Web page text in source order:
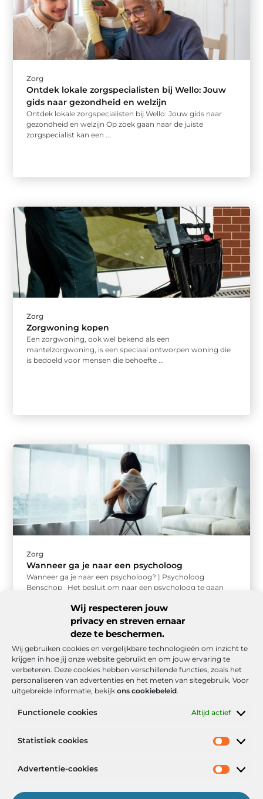
Wij respecteren jouw
privacy en streven ernaar
deze te beschermen.
Wij gebruiken cookies en vergelijkbare technologieën om inzicht te
krijgen in hoe jij onze website gebruikt en om jouw ervaring te
verbeteren. Deze cookies hebben verschillende functies, zoals het
personaliseren van advertenties en het meten van sitegebruik. Voor
uitgebreide informatie, bekijk ons cookiebeleid.
Functionele cookies Altijd actief
Statistiek cookies
Advertentie-cookies
Zorg
Ontdek lokale zorgspecialisten bij Wello: Jouw
gids naar gezondheid en welzijn
Ontdek lokale zorgspecialisten bij Wello: Jouw gids naar
gezondheid en welzijn Op zoek gaan naar de juiste
zorgspecialist kan een ...
Zorg
Zorgwoning kopen
Een zorgwoning, ook wel bekend als een
mantelzorgwoning, is een speciaal ontworpen woning die
is bedoeld voor mensen die behoefte ...
Zorg
Wanneer ga je naar een psycholoog
Wanneer ga je naar een psycholoog? | Psycholoog
Benschop Het besluit om naar een psycholoog te gaan
Onze informatie